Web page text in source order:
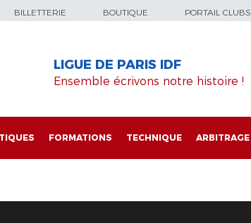
BILLETTERIE BOUTIQUE PORTAIL CLUBS
LIGUE DE PARIS IDF
Ensemble écrivons notre histoire !
FORMATIONS TECHNIQUE ARBITRAGE